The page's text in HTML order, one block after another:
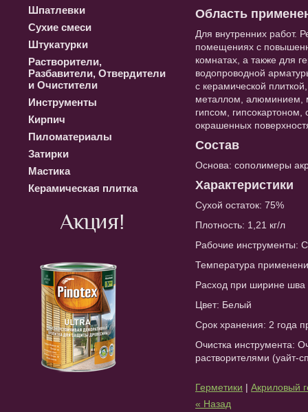
Шпатлевки
Сухие смеси
Штукатурки
Растворители,
Разбавители, Отвердители
и Очистители
Инструменты
Кирпич
Пиломатериалы
Затирки
Мастика
Керамическая плитка
Акция!
Область
Для внутренних работ.
помещениях с
комнатах, а также для
водопроводной
с керамической
металлом,
гипсом,
окрашенных
Состав
Основа: сополимеры
Характеристики
Сухой остаток: 75%
Плотность: 1,21 кг/л
Рабочие инструменты:
Температура
Расход при ширине
Цвет: Белый
Срок хранения: 2 года
Очистка инструмента:
растворителями (уайт-
Герметики | Акриловый
« Назад